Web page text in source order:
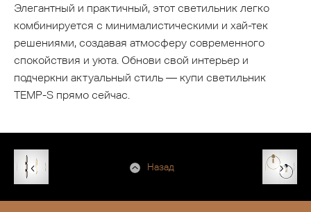
Элегантный и практичный, этот светильник легко
комбинируется с минималистическими и хай-тек
решениями, создавая атмосферу современного
спокойствия и уюта. Обнови свой интерьер и
подчеркни актуальный стиль — купи светильник
TEMP-S прямо сейчас.
Назад